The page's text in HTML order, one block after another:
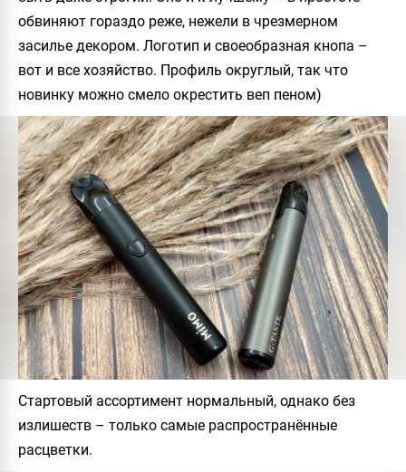
обвиняют гораздо реже, нежели в чрезмерном
засилье декором. Логотип и своеобразная кнопа –
вот и все хозяйство. Профиль округлый, так что
новинку можно смело окрестить веп пеном)
Стартовый ассортимент нормальный, однако без
излишеств – только самые распространённые
расцветки.